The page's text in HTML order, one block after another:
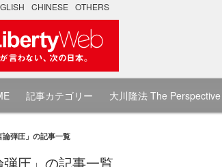
CHINESE OTHERS
記事カテゴリー 大川隆法 The Perspective
論弾圧」の記事一覧
圧」の記事一覧